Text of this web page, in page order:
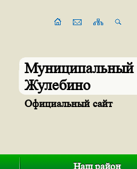
Муниципальный
Жулебино
Официальный сайт
Наш район